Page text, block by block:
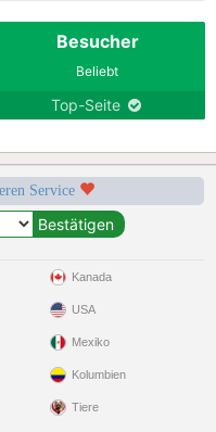
Besucher
Beliebt
Top-Seite
Service
Kanada
USA
Mexiko
Kolumbien
Tiere